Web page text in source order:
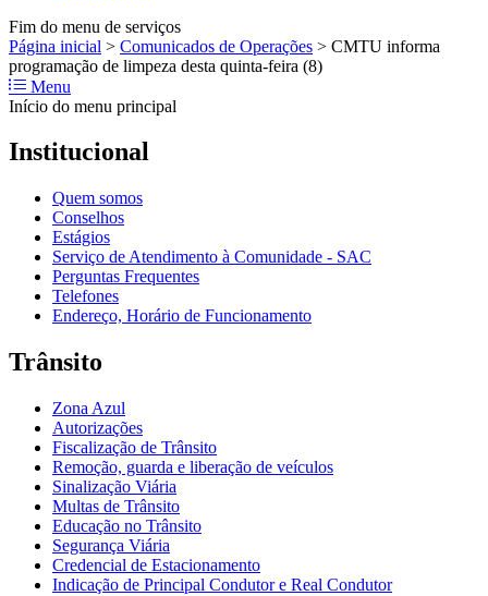
Fim do menu de serviços
Página inicial > Comunicados de Operações > CMTU informa
programação de limpeza desta quinta-feira (8)
Menu
Início do menu principal
Institucional
Quem somos
Conselhos
Estágios
Serviço de Atendimento à Comunidade - SAC
Perguntas Frequentes
Telefones
Endereço, Horário de Funcionamento
Trânsito
Zona Azul
Autorizações
Fiscalização de Trânsito
Remoção, guarda e liberação de veículos
Sinalização Viária
Multas de Trânsito
Educação no Trânsito
Segurança Viária
Credencial de Estacionamento
Indicação de Principal Condutor e Real Condutor